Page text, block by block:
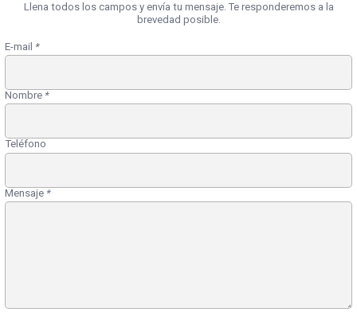
Llena todos los campos y envía tu mensaje. Te responderemos a la
brevedad posible.
E-mail *
Nombre *
Teléfono
Mensaje*